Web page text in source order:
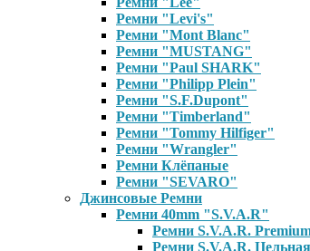
Ремни "Levi's"
Ремни "Mont Blanc"
Ремни "MUSTANG"
Ремни "Paul SHARK"
Ремни "Philipp Plein"
Ремни "S.F.Dupont"
Ремни "Timberland"
Ремни "Tommy Hilfiger"
Ремни "Wrangler"
Ремни Клёпаные
Ремни "SEVARO"
Джинсовые Ремни
Ремни 40mm "S.V.A.R"
Ремни S.V.A.R.
Ремни S.V.A.R.